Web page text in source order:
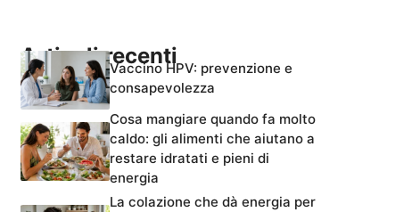
Articoli recentiVaccino HPV: prevenzione e
consapevolezza
Cosa mangiare quando fa molto
caldo: gli alimenti che aiutano a
restare idratati e pieni di
energia
La colazione che dà energia per